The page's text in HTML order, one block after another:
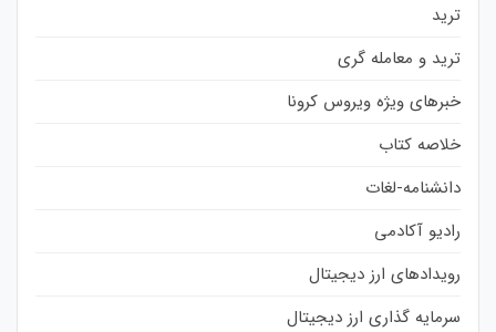
ترید
ترید و معامله گری
خبرهای ویژه ویروس کرونا
خلاصه کتاب
دانشنامه-لغات
رادیو آکادمی
رویدادهای ارز دیجیتال
سرمایه گذاری ارز دیجیتال